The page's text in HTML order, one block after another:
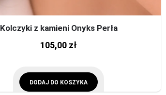
Kolczyki z kamieni Onyks Perła
105,00 zł
DODAJ DO KOSZYKA